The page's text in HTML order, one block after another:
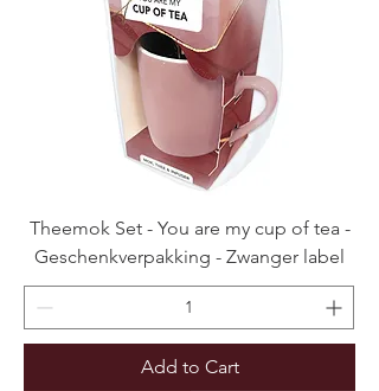
Theemok Set - You are my cup of tea -
Geschenkverpakking - Zwanger label
Add to Cart